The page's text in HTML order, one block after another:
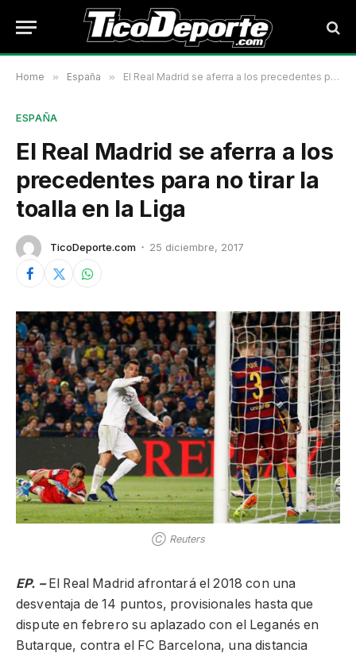
Home » España » El Real Madrid se aferra a los precedentes para no tirar la toalla en la Liga
ESPAÑA
El Real Madrid se aferra a los
precedentes para no tirar la
toalla en la Liga
TicoDeporte.com 25 diciembre, 2017
Ⓒ Reuters
EP. – El Real Madrid afrontará el 2018 con una
desventaja de 14 puntos, provisionales hasta que
dispute en febrero su aplazado con el Leganés en
Butarque, contra el FC Barcelona, una distancia